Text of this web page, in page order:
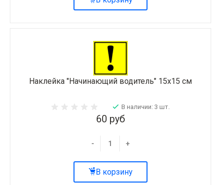
Наклейка "Начинающий водитель" 15х15 см
В наличии: 3 шт.
60 руб
- +
В корзину